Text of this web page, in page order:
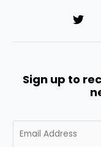
Sign up to
m